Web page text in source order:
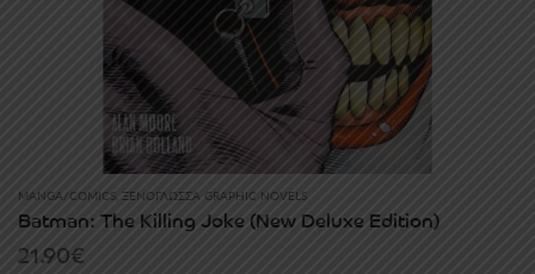
MANGA/COMICS ΞΕΝΌΓΛΩΣΣΑ GRAPHIC NOVELS
Batman: The Killing Joke (New Deluxe Edition)
21.90€